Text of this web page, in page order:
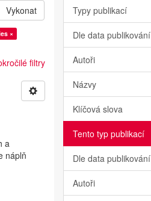
Vykonat
×
filtry
a
náplň
Typy publikací
Dle data publikování
Autoři
Názvy
Klíčová slova
Tento typ publikací
Dle data publikování
Autoři